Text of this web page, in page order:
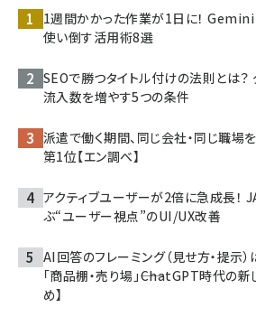
1週間かかった作業が1日に！
使い倒す活用術8選
SEOで勝つタイトル付けの法則とは？
流入数を増やす5つの条件
派遣で働く期間、同じ会社・同じ職場
第1位【エン調べ】
アクティブユーザーが2倍に急成長！
ぶ“ユーザー視点”のUI/UX改善
AI回答のフレーミング（見せ方・提示
「商品棚・売り場」――ChatGPT時代の
め】